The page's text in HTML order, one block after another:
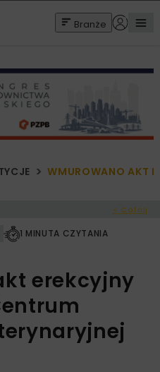
Branże
WMUROWANO AKT
< Cofnij
1 MINUTA CZYTANIA
erekcyjny